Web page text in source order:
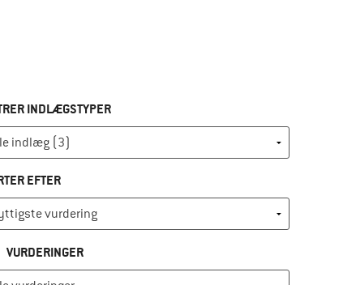
INDLÆGSTYPER
EFTER
VURDERINGER